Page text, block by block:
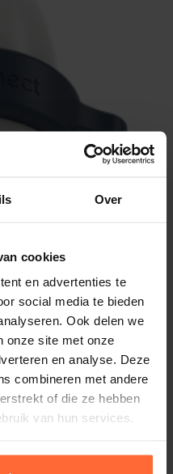
Over
cookies
en advertenties te
social media te bieden
Ook delen we
onze site met onze
en analyse. Deze
combineren met andere
of die ze hebben
van hun services.